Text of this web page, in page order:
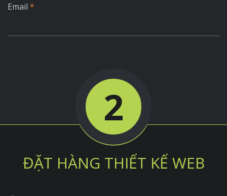
Email *
2
ĐẶT HÀNG THIẾT KẾ WEB